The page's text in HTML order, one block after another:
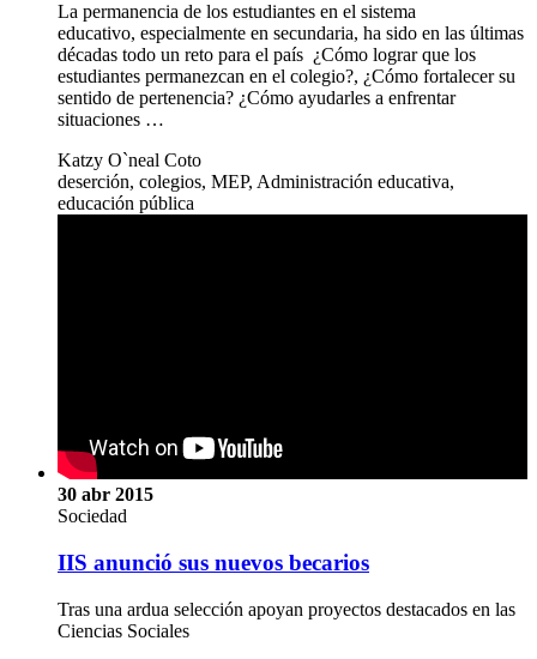
La permanencia de los estudiantes en el sistema
educativo, especialmente en secundaria, ha sido en las últimas
décadas todo un reto para el país ¿Cómo lograr que los
estudiantes permanezcan en el colegio?, ¿Cómo fortalecer su
sentido de pertenencia? ¿Cómo ayudarles a enfrentar
situaciones …
Katzy O`neal Coto
deserción, colegios, MEP, Administración educativa,
educación pública
30 abr 2015
Sociedad
IIS anunció sus nuevos becarios
Tras una ardua selección apoyan proyectos destacados en las
Ciencias Sociales